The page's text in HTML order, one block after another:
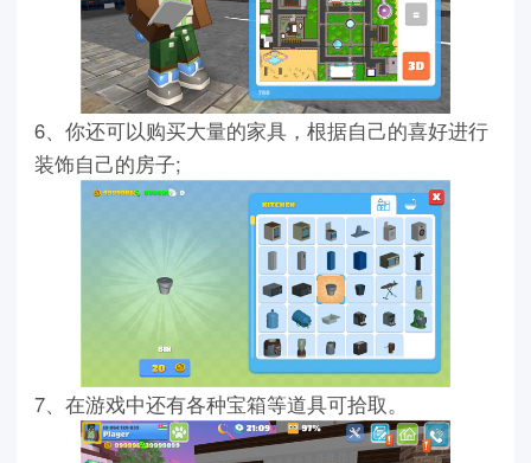
6、你还可以购买大量的家具，根据自己的喜好进行
装饰自己的房子;
7、在游戏中还有各种宝箱等道具可拾取。